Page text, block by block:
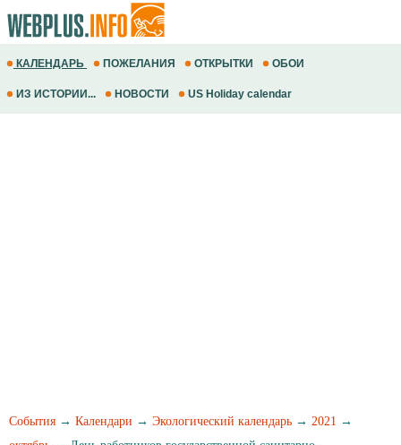
КАЛЕНДАРЬ ПОЖЕЛАНИЯ ОТКРЫТКИ ОБОИ
ИЗ ИСТОРИИ... НОВОСТИ US Holiday calendar
События → Календари → Экологический календарь → 2021 →